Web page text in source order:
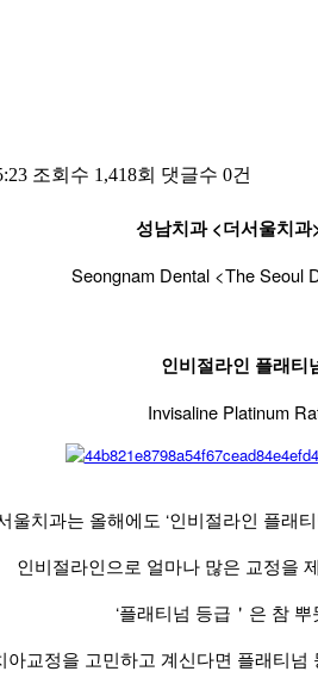
조회수 1,418회 댓글수 0건
성남치과 <더서울치과
Seongnam Dental <The Seoul
인비절라인 플래티
Invisaline Platinum
울치과는 올해에도 ‘인비절라인 플래
인비절라인으로 얼마나 많은 교정을
‘플래티넘 등급＇은 참
아교정을 고민하고 계신다면 플래티